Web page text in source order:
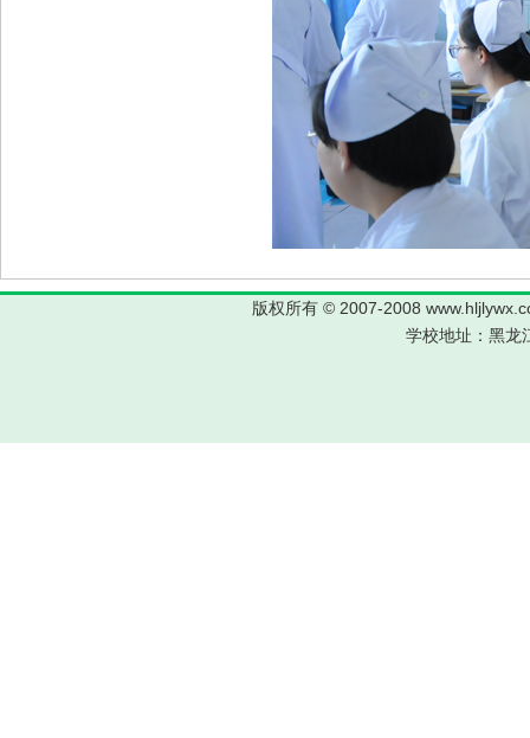
版权所有 © 2007-2008
学校地址：黑龙